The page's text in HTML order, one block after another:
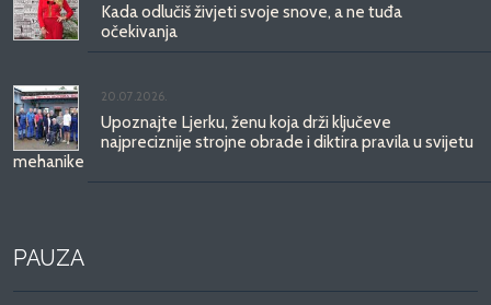
Kada odlučiš živjeti svoje snove, a ne tuđa
očekivanja
20.07.2026.
Upoznajte Ljerku, ženu koja drži ključeve
najpreciznije strojne obrade i diktira pravila u svijetu
mehanike
PAUZA